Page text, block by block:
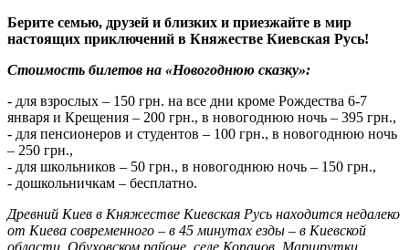
Берите семью, друзей и близких и приезжайте в мир
настоящих приключений в Княжестве Киевская Русь!
Стоимость билетов на «Новогоднюю сказку»:
- для взрослых – 150 грн. на все дни кроме Рождества 6-7
января и Крещения – 200 грн., в новогоднюю ночь – 395 грн.,
- для пенсионеров и студентов – 100 грн., в новогоднюю ночь
– 250 грн.,
- для школьников – 50 грн., в новогоднюю ночь – 150 грн.,
- дошкольничкам – бесплатно.
Древний Киев в Княжестве Киевская Русь находится недалеко
от Киева современного – в 45 минутах езды – в Киевской
области, Обуховском районе, селе Копачов. Маршрутки